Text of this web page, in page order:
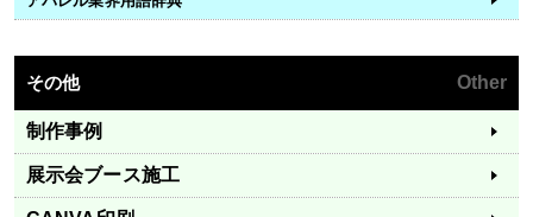
その他 Other
制作事例
展示会ブース施工